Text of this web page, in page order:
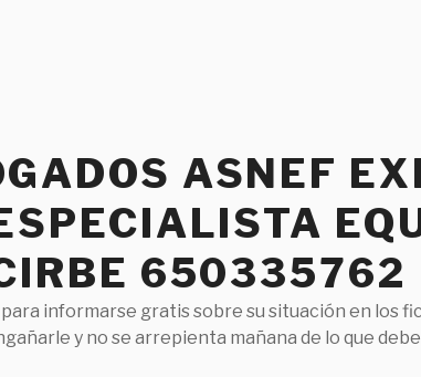
ASNEF
650335762
informarse gratis sobre su situación en los
y no se arrepienta mañana de lo que